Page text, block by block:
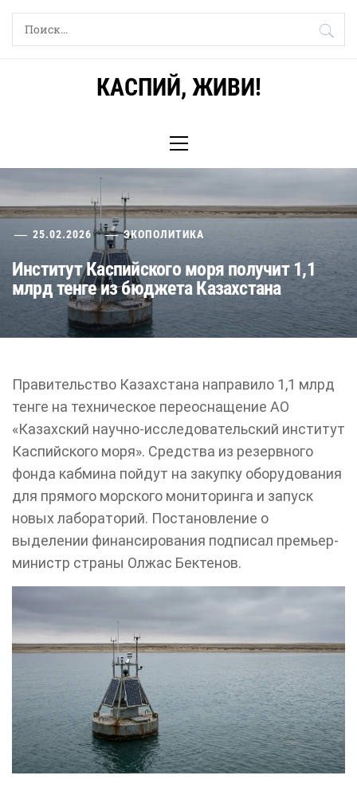
Skip
Найти:
КАСПИЙ, ЖИВИ!
Menu
25.02.2026 ЭКОПОЛИТИКА
Институт Каспийского моря получит 1,1
млрд тенге из бюджета Казахстана
Правительство Казахстана направило 1,1 млрд
тенге на техническое переоснащение АО
«Казахский научно-исследовательский институт
Каспийского моря». Средства из резервного
фонда кабмина пойдут на закупку оборудования
для прямого морского мониторинга и запуск
новых лабораторий. Постановление о
выделении финансирования подписал премьер-
министр страны Олжас Бектенов.